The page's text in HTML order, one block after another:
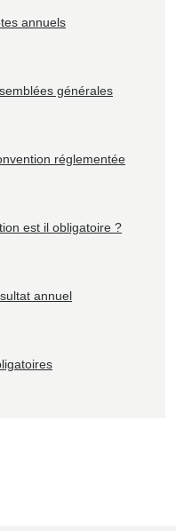
annuels
générales
réglementée
est il obligatoire ?
annuel